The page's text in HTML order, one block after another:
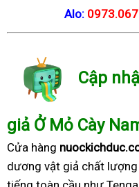
Alo:
Cập
giả Ở Mỏ Cày
Cửa hàng
dương vật giả chất